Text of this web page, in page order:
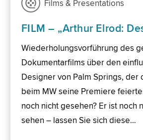
Films & Presentations
FILM – „Arthur Elrod:
Wiederholungsvorführung des
Dokumentarfilms über den
Designer von Palm Springs, der
beim MW seine Premiere
noch nicht gesehen? Er ist noch
sehen – lassen Sie sich diese…